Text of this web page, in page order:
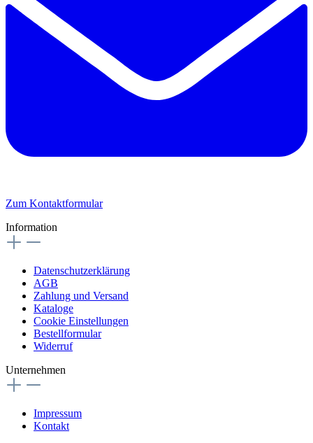
Zum Kontaktformular
Information
Datenschutzerklärung
AGB
Zahlung und Versand
Kataloge
Cookie Einstellungen
Bestellformular
Widerruf
Unternehmen
Impressum
Kontakt